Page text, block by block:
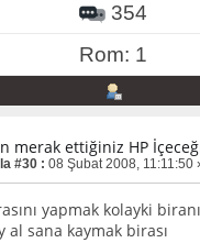
354
Rom: 1
merak ettiğiniz HP
#30 : 08 Şubat 2008, 11:11:50
yapmak kolayki
al sana kaymak birası